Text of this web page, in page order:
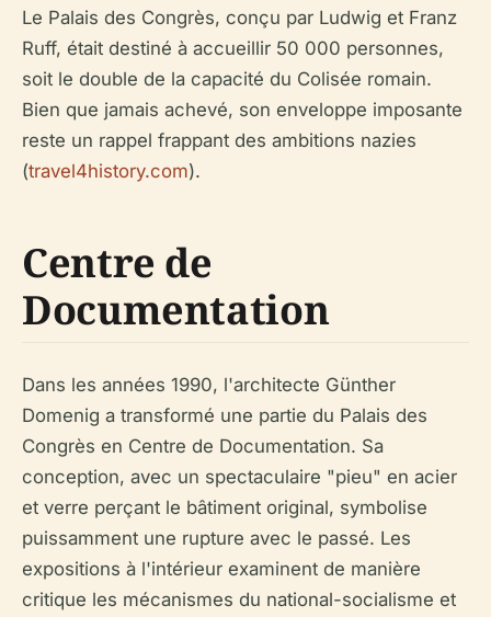
Le Palais des Congrès, conçu par Ludwig et Franz
Ruff, était destiné à accueillir 50 000 personnes,
soit le double de la capacité du Colisée romain.
Bien que jamais achevé, son enveloppe imposante
reste un rappel frappant des ambitions nazies
(travel4history.com).
Centre de
Documentation
Dans les années 1990, l'architecte Günther
Domenig a transformé une partie du Palais des
Congrès en Centre de Documentation. Sa
conception, avec un spectaculaire "pieu" en acier
et verre perçant le bâtiment original, symbolise
puissamment une rupture avec le passé. Les
expositions à l'intérieur examinent de manière
critique les mécanismes du national-socialisme et